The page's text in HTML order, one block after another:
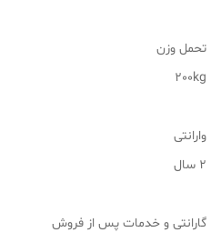
تحمل وزن
200kg
وارانتی
2 سال
گارانتی و خدمات پس از فروش